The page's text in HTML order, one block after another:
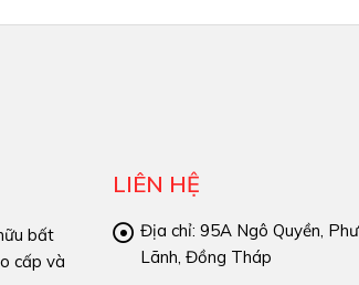
bất
cấp và
LIÊN HỆ
Địa chỉ: 95A Ngô Quyền,
Lãnh, Đồng Tháp